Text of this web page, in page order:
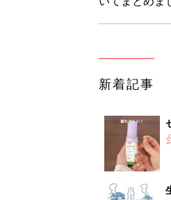
新着記事